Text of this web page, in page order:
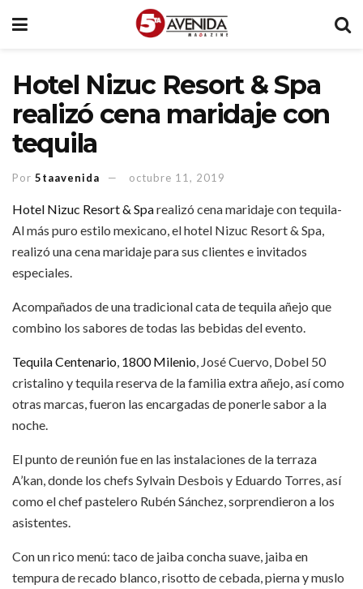
Hotel Nizuc Resort & Spa
realizó cena maridaje con
tequila
Por 5taavenida octubre 11, 2019
Hotel Nizuc Resort & Sparealizó cena maridaje con tequila-
Al más puro estilo mexicano, el hotel Nizuc Resort & Spa,
realizó una cena maridaje para sus clientes e invitados
especiales.
Acompañados de una tradicional cata de tequila añejo que
combino los sabores de todas las bebidas del evento.
Tequila Centenario 1800 Milenio , José Cuervo, Dobel 50
cristalino y tequila reserva de la familia extra añejo, así como
otras marcas, fueron las encargadas de ponerle sabor a la
noche.
El punto de reunión fue en las instalaciones de la terraza
A’kan, donde los chefs Sylvain Desbois y Eduardo Torres, así
como el chef pastelero Rubén Sánchez, sorprendieron a los
asistentes.
Con un rico menú: taco de jaiba concha suave, jaiba en
tempura de recado blanco, risotto de cebada, pierna y muslo